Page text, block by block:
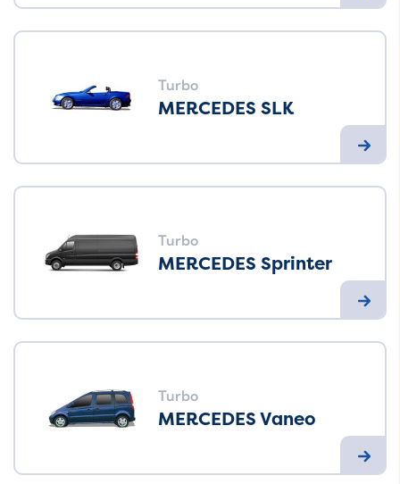
Turbo
MERCEDES SLK
Turbo
MERCEDES Sprinter
Turbo
MERCEDES Vaneo